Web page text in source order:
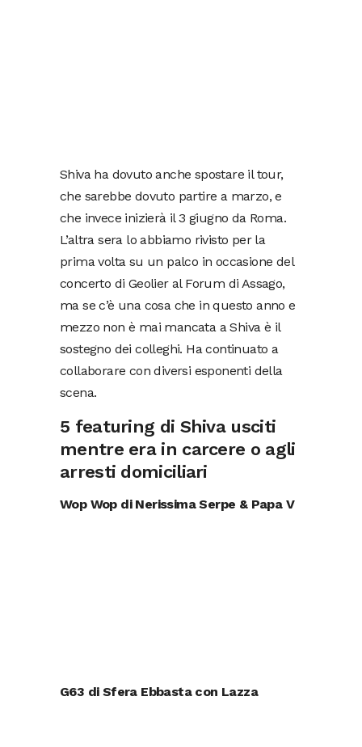
Shiva ha dovuto anche spostare il tour,
che sarebbe dovuto partire a marzo, e
che invece inizierà il 3 giugno da Roma.
L’altra sera lo abbiamo rivisto per la
prima volta su un palco in occasione del
concerto di Geolier al Forum di Assago,
ma se c’è una cosa che in questo anno e
mezzo non è mai mancata a Shiva è il
sostegno dei colleghi. Ha continuato a
collaborare con diversi esponenti della
scena.
5 featuring di Shiva usciti
mentre era in carcere o agli
arresti domiciliari
Wop Wop di Nerissima Serpe & Papa V
G63 di Sfera Ebbasta con Lazza